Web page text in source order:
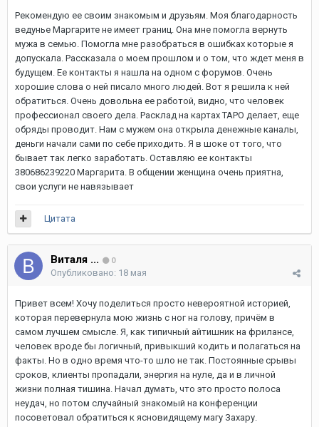
Рекомендую ее своим знакомым и друзьям. Моя благодарность
ведунье Маргарите не имеет границ. Она мне помогла вернуть
мужа в семью. Помогла мне разобраться в ошибках которые я
допускала. Рассказала о моем прошлом и о том, что ждет меня в
будущем. Ее контакты я нашла на одном с форумов. Очень
хорошие слова о ней писало много людей. Вот я решила к ней
обратиться. Очень довольна ее работой, видно, что человек
профессионал своего дела. Расклад на картах ТАРО делает, еще
обряды проводит. Нам с мужем она открыла денежные каналы,
деньги начали сами по себе приходить. Я в шоке от того, что
бывает так легко заработать. Оставляю ее контакты
380686239220 Маргарита. В общении женщина очень приятна,
свои услуги не навязывает
Цитата
Виталя ... 0
Опубликовано: 18 мая
Привет всем! Хочу поделиться просто невероятной историей,
которая перевернула мою жизнь с ног на голову, причём в
самом лучшем смысле. Я, как типичный айтишник на фрилансе,
человек вроде бы логичный, привыкший кодить и полагаться на
факты. Но в одно время что-то шло не так. Постоянные срывы
сроков, клиенты пропадали, энергия на нуле, да и в личной
жизни полная тишина. Начал думать, что это просто полоса
неудач, но потом случайный знакомый на конференции
посоветовал обратиться к ясновидящему магу Захару.